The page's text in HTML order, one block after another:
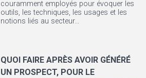
couramment employés pour évoquer les
outils, les techniques, les usages et les
notions liés au secteur...
QUOI FAIRE APRÈS AVOIR GÉNÉRÉ
UN PROSPECT, POUR LE